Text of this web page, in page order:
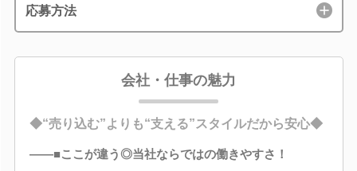
応募方法
会社・仕事の魅力
◆“売り込む”よりも“支える”スタイルだから安心◆
――■ここが違う◎当社ならではの働きやすさ！